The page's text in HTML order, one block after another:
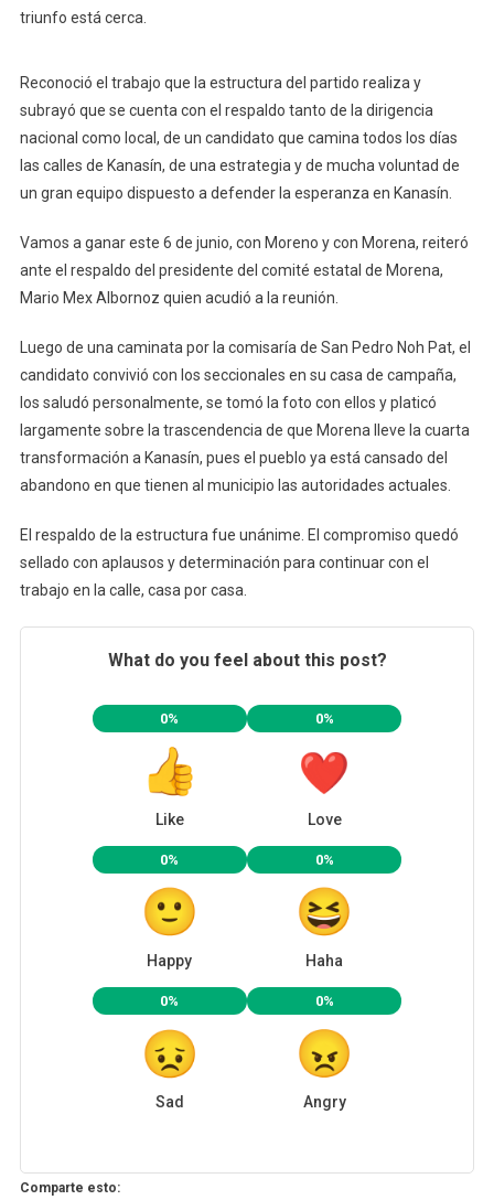
triunfo está cerca.
Reconoció el trabajo que la estructura del partido realiza y
subrayó que se cuenta con el respaldo tanto de la dirigencia
nacional como local, de un candidato que camina todos los días
las calles de Kanasín, de una estrategia y de mucha voluntad de
un gran equipo dispuesto a defender la esperanza en Kanasín.
Vamos a ganar este 6 de junio, con Moreno y con Morena, reiteró
ante el respaldo del presidente del comité estatal de Morena,
Mario Mex Albornoz quien acudió a la reunión.
Luego de una caminata por la comisaría de San Pedro Noh Pat, el
candidato convivió con los seccionales en su casa de campaña,
los saludó personalmente, se tomó la foto con ellos y platicó
largamente sobre la trascendencia de que Morena lleve la cuarta
transformación a Kanasín, pues el pueblo ya está cansado del
abandono en que tienen al municipio las autoridades actuales.
El respaldo de la estructura fue unánime. El compromiso quedó
sellado con aplausos y determinación para continuar con el
trabajo en la calle, casa por casa.
What do you feel about this post?
0%
Like
0%
Love
0%
Happy
0%
Haha
0%
Sad
0%
Angry
Comparte esto: